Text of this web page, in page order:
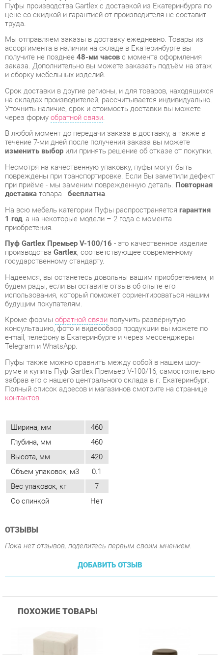
Мы отправляем заказы в доставку ежедневно. Товары из
ассортимента в наличии на складе в Екатеринбурге вы
получите не позднее48-ми часовс момента оформления
заказа. Дополнительно вы можете заказать подъём на этаж
и сборку мебельных изделий.
Срок доставки в другие регионы, и для товаров, находящихся
на складах производителей, рассчитывается индивидуально.
Уточнить наличие, срок и стоимость доставки вы можете
через формуобратной связи.
В любой момент до передачи заказа в доставку, а также в
течение 7-ми дней после получения заказа вы можете
изменить выборили принять решение об отказе от покупки.
Несмотря на качественную упаковку, пуфы могут быть
повреждены при транспортировке. Если Вы заметили дефект
при приёме - мы заменим поврежденную деталь.Повторная
доставкатовара - бесплатна.
На всю мебель категории Пуфы распространяетсягарантия
1 год, а на некоторые модели – 2 года с момента
приобретения.
Пуф Gartlex Премьер V-100/16
производстваGartlex, соответствующее современному
государственному стандарту.
Надеемся, вы останетесь довольны вашим приобретением, и
будем рады, если вы оставите отзыв об опыте его
использования, который поможет сориентироваться нашим
будущим покупателям.
консультацию, фото и видеообзор продукции вы можете по
e-mail, телефону в Екатеринбурге и через мессенджеры
Telegram и WhatsApp.
руме и купить Пуф Gartlex Премьер V-100/16, самостоятельно
забрав его с нашего центрального склада в г. Екатеринбург.
Полный список адресов и магазинов смотрите на странице
контактов.
Ширина, мм
460
Глубина, мм
460
Высота, мм
Вес упаковок, кг
7
Со спинкой
Нет
ОТЗЫВЫ
Пока нет отзывов, поделитесь первым своим мнением.
ПОХОЖИЕ ТОВАРЫ
Пуф Трия Тип 1 Светлый
015 Коричневый